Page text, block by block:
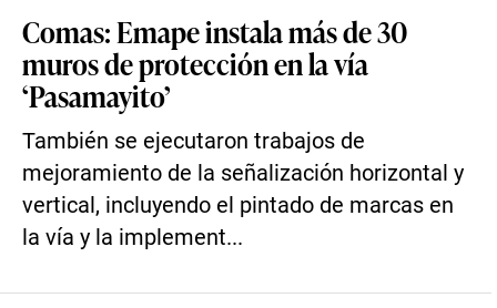
Comas: Emape instala más de 30
muros de protección en la vía
‘Pasamayito’
También se ejecutaron trabajos de
mejoramiento de la señalización horizontal y
vertical, incluyendo el pintado de marcas en
la vía y la implement...